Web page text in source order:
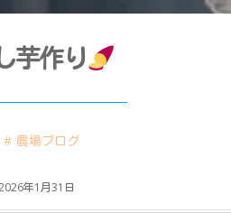
芋作り
農場ブログ
年1月31日